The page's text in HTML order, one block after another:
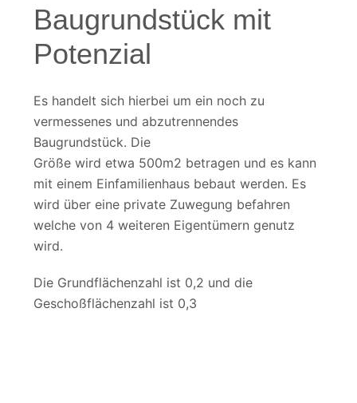
Baugrundstück mit
Potenzial
Es handelt sich hierbei um ein noch zu
vermessenes und abzutrennendes
Baugrundstück. Die
Größe wird etwa 500m2 betragen und es kann
mit einem Einfamilienhaus bebaut werden. Es
wird über eine private Zuwegung befahren
welche von 4 weiteren Eigentümern genutz
wird.
Die Grundflächenzahl ist 0,2 und die
Geschoßflächenzahl ist 0,3